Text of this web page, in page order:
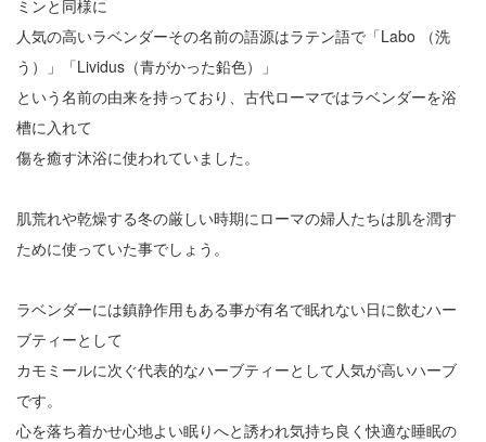
ミンと同様に
人気の高いラベンダーその名前の語源はラテン語で「Labo （洗
う）」「Lividus（青がかった鉛色）」
という名前の由来を持っており、古代ローマではラベンダーを浴
槽に入れて
傷を癒す沐浴に使われていました。
肌荒れや乾燥する冬の厳しい時期にローマの婦人たちは肌を潤す
ために使っていた事でしょう。
ラベンダーには鎮静作用もある事が有名で眠れない日に飲むハー
ブティーとして
カモミールに次ぐ代表的なハーブティーとして人気が高いハーブ
です。
心を落ち着かせ心地よい眠りへと誘われ気持ち良く快適な睡眠の